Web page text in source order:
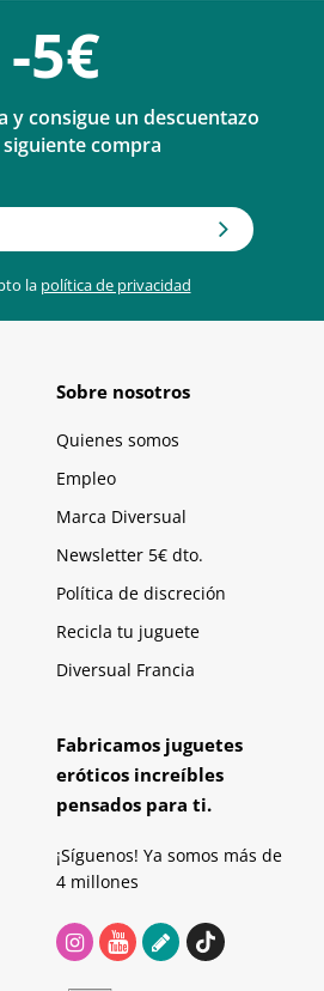
-5€
y consigue un descuentazo
compra
la política de privacidad
Sobre nosotros
Quienes somos
Empleo
Marca Diversual
Newsletter 5€ dto.
Política de discreción
Recicla tu juguete
Diversual Francia
Fabricamos juguetes
eróticos increíbles
pensados para ti.
¡Síguenos! Ya somos más de
4 millones